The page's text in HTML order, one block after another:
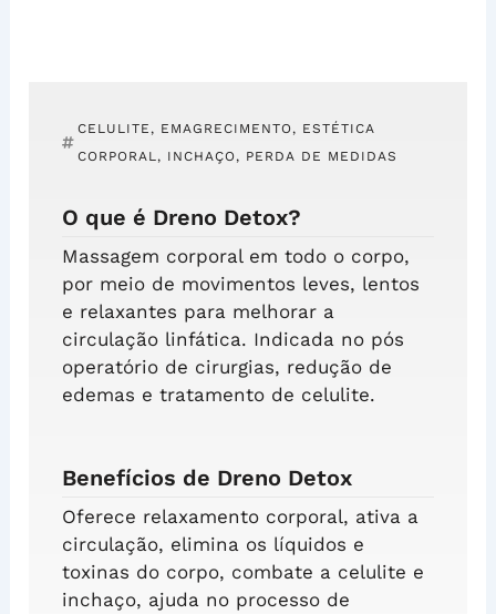
CELULITE, EMAGRECIMENTO, ESTÉTICA
CORPORAL, INCHAÇO, PERDA DE MEDIDAS
O que é Dreno Detox?
Massagem corporal em todo o corpo,
por meio de movimentos leves, lentos
e relaxantes para melhorar a
circulação linfática. Indicada no pós
operatório de cirurgias, redução de
edemas e tratamento de celulite.
Benefícios de Dreno Detox
Oferece relaxamento corporal, ativa a
circulação, elimina os líquidos e
toxinas do corpo, combate a celulite e
inchaço, ajuda no processo de